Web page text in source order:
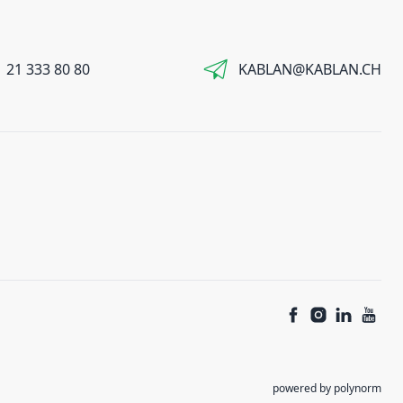
21 333 80 80 KABLAN@KABLAN.CH
powered by polynorm